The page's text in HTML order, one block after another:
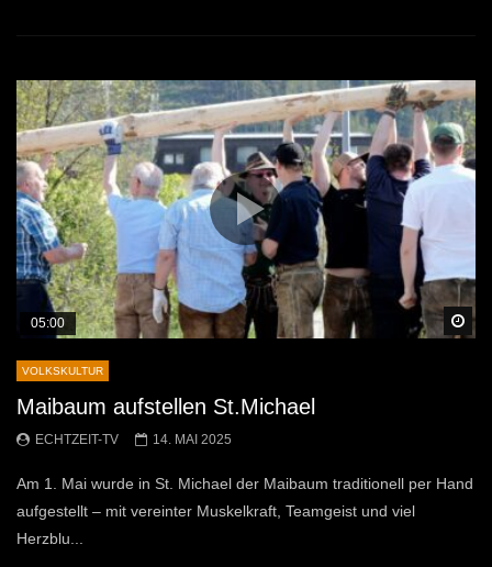
05:00
VOLKSKULTUR
Maibaum aufstellen St.Michael
ECHTZEIT-TV 14. MAI 2025
Am 1. Mai wurde in St. Michael der Maibaum traditionell per Hand
aufgestellt – mit vereinter Muskelkraft, Teamgeist und viel
Herzblu...